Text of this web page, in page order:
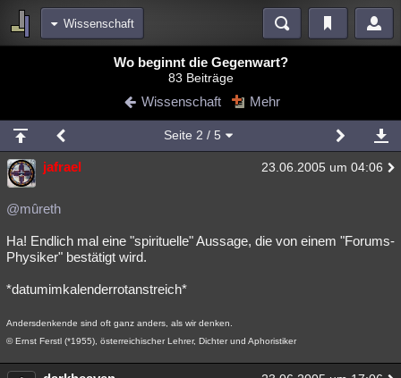
Wissenschaft
Blogs
Chat Wiki Neuigkeiten
meine Rubriken
Menschen Mystery Kriminalfälle
Spiritualität
Natur Umfragen Unterhaltung
weitere Rubriken
Philosophie Träume Orte
Astronomie Helpdesk Gruppen
Musik Clash Verbesserungen Allmystery English
Wo beginnt die Gegenwart?
83 Beiträge
Wissenschaft Mehr
Seite 2 / 5
jafrael 23.06.2005 um 04:06
@mûreth
Ha! Endlich mal eine "spirituelle" Aussage, die von einem "Forums-
Physiker" bestätigt wird.
*datumimkalenderrotanstreich*
Andersdenkende sind oft ganz anders, als wir denken.
© Ernst Ferstl (*1955), österreichischer Lehrer, Dichter und Aphoristiker